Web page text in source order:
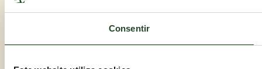
Consentir